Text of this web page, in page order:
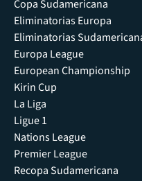
Copa Sudamericana
Eliminatorias Europa
Eliminatorias
Europa League
European Championship
Kirin Cup
La Liga
Ligue 1
Nations League
Premier League
Recopa Sudamericana